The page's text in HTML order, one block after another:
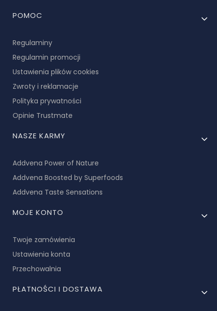
Linki w stopce
POMOC
Regulaminy
Regulamin promocji
Ustawienia plików cookies
Zwroty i reklamacje
Polityka prywatności
Opinie Trustmate
NASZE KARMY
Addvena Power of Nature
Addvena Boosted by Superfoods
Addvena Taste Sensations
MOJE KONTO
Twoje zamówienia
Ustawienia konta
Przechowalnia
PŁATNOŚCI I DOSTAWA